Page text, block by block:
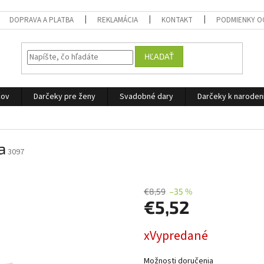
DOPRAVA A PLATBA REKLAMÁCIA KONTAKT PODMIENKY
HĽADAŤ
Darčeky pre ženy Svadobné dary Darčeky k
3097
€8,59 –35 %
€5,52
cena:
xVypredané
Možnosti doručenia